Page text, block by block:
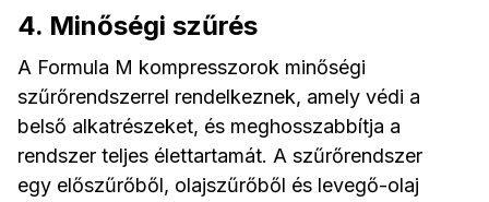
4. Minőségi szűrés
A Formula M kompresszorok minőségi
szűrőrendszerrel rendelkeznek, amely védi a
belső alkatrészeket, és meghosszabbítja a
rendszer teljes élettartamát. A szűrőrendszer
egy előszűrőből, olajszűrőből és levegő-olaj